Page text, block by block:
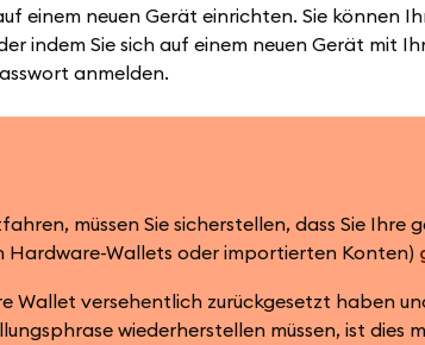
einem neuen Gerät einrichten. Sie können
indem Sie sich auf einem neuen Gerät mit
anmelden.
müssen Sie sicherstellen, dass Sie Ihre
Hardware-Wallets oder importierten Konten)
Wallet versehentlich zurückgesetzt haben
wiederherstellen müssen, ist dies